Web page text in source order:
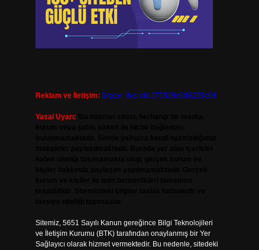
Reklam ve İletişim: Skype: live:.cid.575569c608265c69
Yasal Uyarı:
Sitemiz, 5651 Sayılı Kanun gereğince Bilgi Teknolojileri
ve İletişim Kurumu (BTK) tarafından onaylanmış bir Yer
Sağlayıcı olarak hizmet vermektedir. Bu nedenle, sitedeki